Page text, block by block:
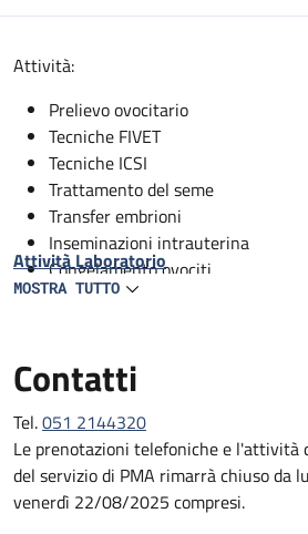
Descrizione
Attività:
Prelievo ovocitario
Tecniche FIVET
Tecniche ICSI
Trattamento del seme
Transfer embrioni
Inseminazioni intrauterina
Congelamento ovociti
Congelamento Embrioni
Scongelamento embrioni
Attività Laboratorio
MOSTRA TUTTO
Contatti
Tel.051 2144320
Le prenotazioni telefoniche e
del servizio di PMA rimarrà chiuso
venerdì 22/08/2025 compresi.